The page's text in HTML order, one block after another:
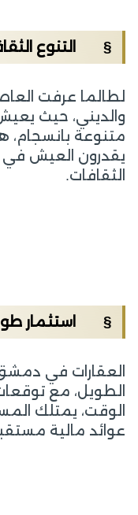
§ التنوع
لطالما عرفت
والديني، حيث
متنوعة بانسجام،
يقدرون العيش في
الثقافات.
§ استثمار
العقارات في
الطويل، مع
الوقت، يمتلك
عوائد مالية